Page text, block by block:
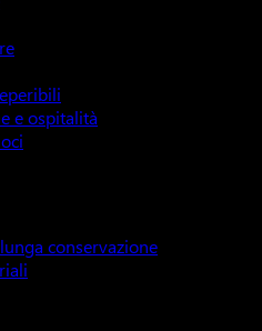
e ospitalità
conservazione